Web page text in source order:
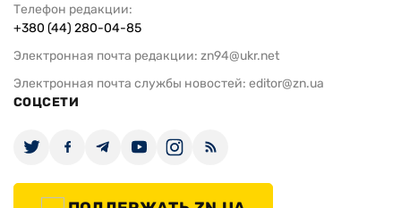
Телефон редакции:
+380 (44) 280-04-85
Электронная почта редакции: zn94@ukr.net
Электронная почта службы новостей: editor@zn.ua
СОЦСЕТИ